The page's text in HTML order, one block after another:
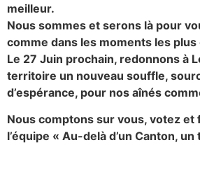
meilleur.
Nous sommes et serons là pour
comme dans les moments les
Le 27 Juin prochain, redonnons à
territoire un nouveau souffle,
d’espérance, pour nos aînés
Nous comptons sur vous, votez
l’équipe « Au-delà d’un Canton,